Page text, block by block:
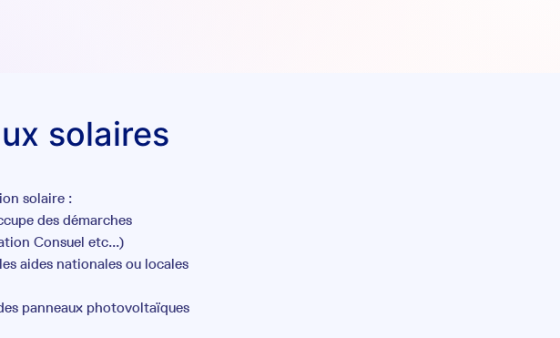
solaires
solaire :
des démarches
Consuel etc...)
aides nationales ou locales
panneaux photovoltaïques